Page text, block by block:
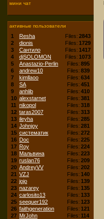
мини чат
активные пользователи
1 Resha Files: 2843
2
dionis Files: 1729
3
Сантило Files: 1417
4
djSOLOMON Files: 1073
5
Anastazio-Perlin Files: 895
6
andrew10 Files: 839
7
kimllaoo Files: 634
8
SA Files: 451
9
anhlib Files: 410
10 alexstarnet Files: 381
11
nikopol Files: 318
12 taras2007 Files: 313
13 ileyha Files: 285
14 Johnjoy Files: 281
15 систематик Files: 272
16 Doc Files: 225
17 Roy Files: 224
18 Мальвина Files: 223
19 ruslan76 Files: 209
20 AndreyVV Files: 202
21 VZJ Files: 140
22 jojo Files: 139
23 nazarey Files: 135
24 carlosito13 Files: 133
25 seequer192 Files: 123
26 faithgeneration Files: 121
27 MrJohn Files: 114